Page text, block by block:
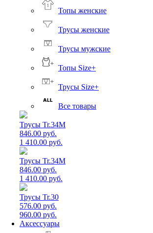
Топы женские
Трусы женские
Трусы мужские
Топы Size+
Трусы Size+
Все товары
Трусы Tr.34M
846.00 руб.
1 410.00 руб.
Трусы Tr.34M
846.00 руб.
1 410.00 руб.
Трусы Tr.30
576.00 руб.
960.00 руб.
Аксессуары